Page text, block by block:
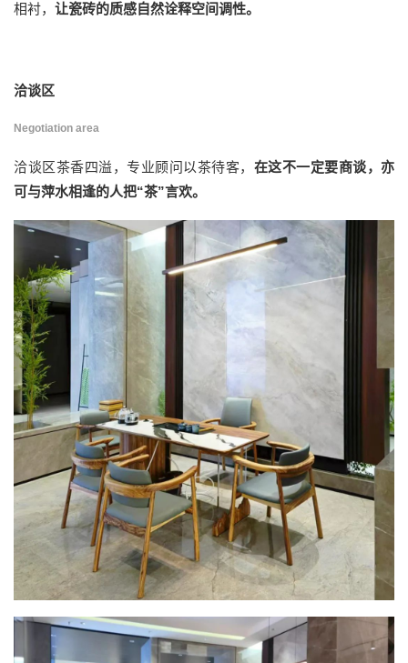
相衬， 让瓷砖的质感自然诠释空间调性。
洽谈区
Negotiation area
洽谈区茶香四溢，专业顾问以茶待客， 在这不一定要商谈，亦
可与萍水相逢的人把“茶”言欢。